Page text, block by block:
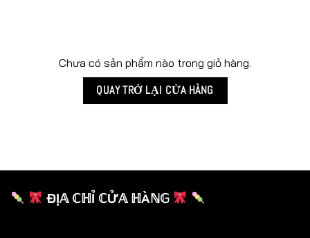
Chưa có sản phẩm nào trong giỏ hàng.
QUAY TRỞ LẠI CỬA HÀNG
ĐỊ𝔸 ℂℍỈ ℂỬ𝔸 ℍÀℕ𝔾